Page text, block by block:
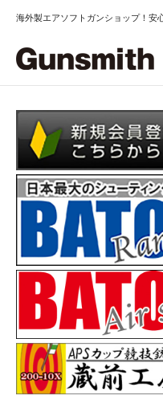
海外製エアソフトガンショップ！安